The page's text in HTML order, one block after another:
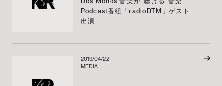
Podcast番組「radioDTM」ゲスト
出演
2019/04/22
MEDIA